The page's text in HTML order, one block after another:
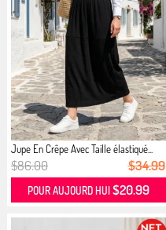
Jupe En Crêpe Avec Taille élastiqué...
$86.00 $34.99
POUR AUJOURD HUI$20.99